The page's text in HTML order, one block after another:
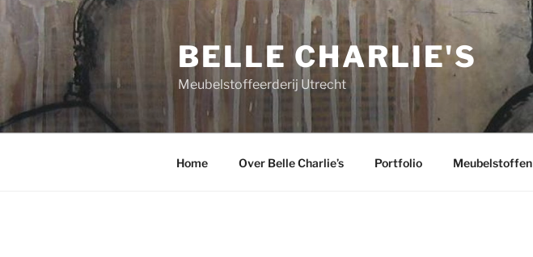
naar
inhoud
BELLE CHARLIE'S
Meubelstoffeerderij Utrecht
Home Over Belle Charlie’s Portfolio Meubelstoffen